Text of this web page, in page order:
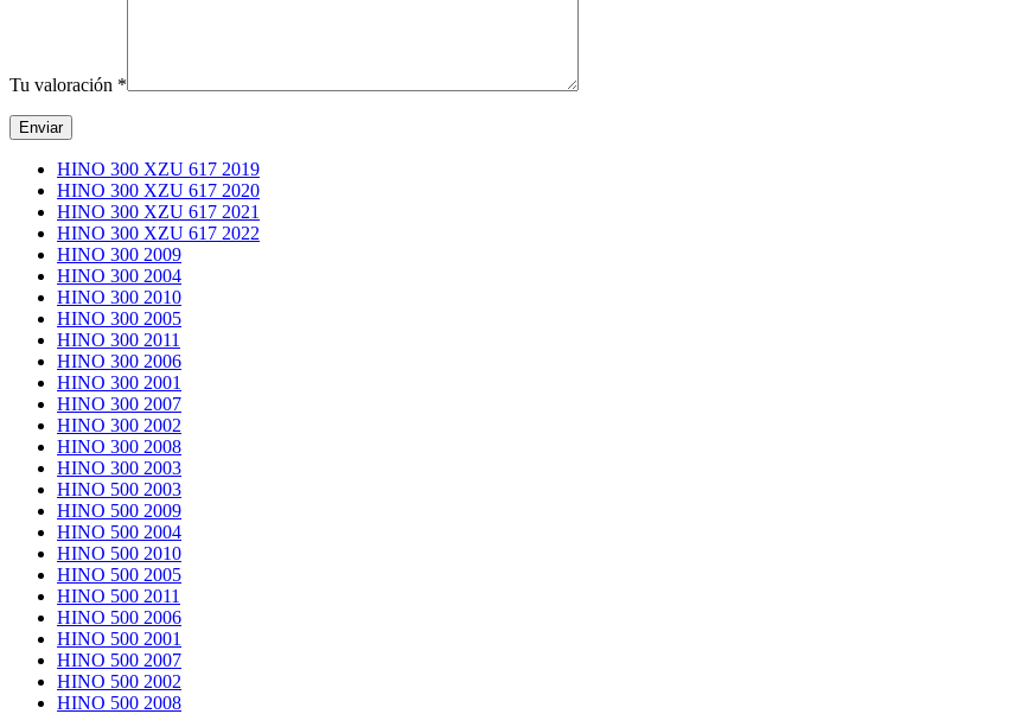
Tu valoración *
HINO 300 XZU 617 2019
HINO 300 XZU 617 2020
HINO 300 XZU 617 2021
HINO 300 XZU 617 2022
HINO 300 2009
HINO 300 2004
HINO 300 2010
HINO 300 2005
HINO 300 2011
HINO 300 2006
HINO 300 2001
HINO 300 2007
HINO 300 2002
HINO 300 2008
HINO 300 2003
HINO 500 2003
HINO 500 2009
HINO 500 2004
HINO 500 2010
HINO 500 2005
HINO 500 2011
HINO 500 2006
HINO 500 2001
HINO 500 2007
HINO 500 2002
HINO 500 2008